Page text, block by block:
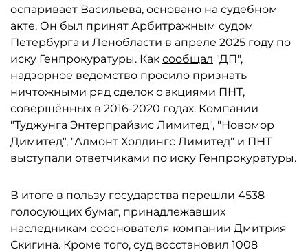
оспаривает Васильева, основано на судебном
акте. Он был принят Арбитражным судом
Петербурга и Ленобласти в апреле 2025 году по
иску Генпрокуратуры. Как сообщал "ДП",
надзорное ведомство просило признать
ничтожными ряд сделок с акциями ПНТ,
совершённых в 2016-2020 годах. Компании
"Туджунга Энтерпрайзис Лимитед", "Новомор
Димитед", "Алмонт Холдингс Лимитед" и ПНТ
выступали ответчиками по иску Генпрокуратуры.
В итоге в пользу государства перешли 4538
голосующих бумаг, принадлежавших
наследникам сооснователя компании Дмитрия
Скигина. Кроме того, суд восстановил 1008